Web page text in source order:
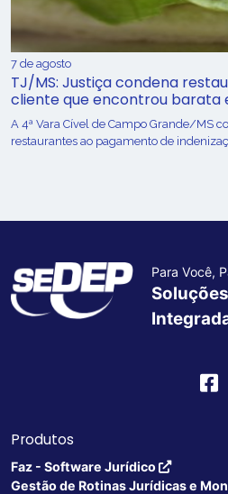
7 de agosto
TJ/MS: Justiça condena
cliente que encontrou barata
A 4ª Vara Cível de Campo Grande/MS
restaurantes ao pagamento de
Para Você,
Produtos
Faz - Software Jurídico
Gestão de Rotinas Jurídicas e